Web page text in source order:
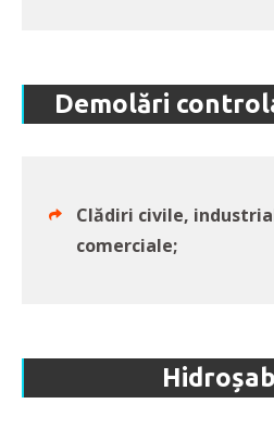
Demolări
Clădiri civile,
comerciale;